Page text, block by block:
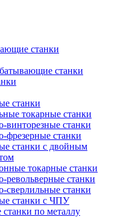
станки
станки
станки
токарные станки
винторезные станки
фрезерные станки
станки с двойным
токарные станки
револьверные станки
сверлильные станки
станки с ЧПУ
по металлу